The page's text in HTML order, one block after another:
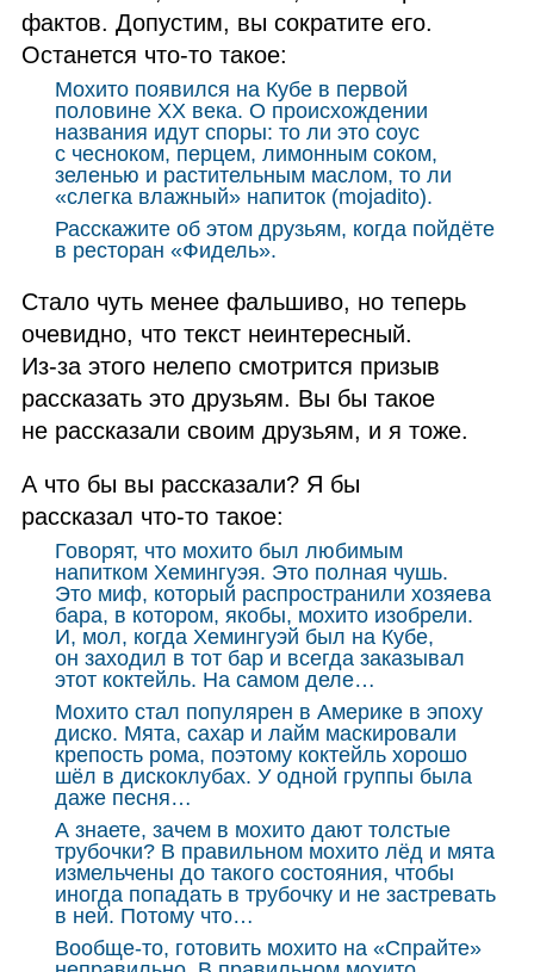
фактов. Допустим, вы сократите его.
Останется что‑то такое:
Мохито появился на Кубе в первой
половине XX века. О происхождении
названия идут споры: то ли это соус
с чесноком, перцем, лимонным соком,
зеленью и растительным маслом, то ли
«слегка влажный» напиток (mojadito).
Расскажите об этом друзьям, когда пойдёте
в ресторан «Фидель».
Стало чуть менее фальшиво, но теперь
очевидно, что текст неинтересный.
Из‑за этого нелепо смотрится призыв
рассказать это друзьям. Вы бы такое
не рассказали своим друзьям, и я тоже.
А что бы вы рассказали? Я бы
рассказал что‑то такое:
Говорят, что мохито был любимым
напитком Хемингуэя. Это полная чушь.
Это миф, который распространили хозяева
бара, в котором, якобы, мохито изобрели.
И, мол, когда Хемингуэй был на Кубе,
он заходил в тот бар и всегда заказывал
этот коктейль. На самом деле…
Мохито стал популярен в Америке в эпоху
диско. Мята, сахар и лайм маскировали
крепость рома, поэтому коктейль хорошо
шёл в дискоклубах. У одной группы была
даже песня…
А знаете, зачем в мохито дают толстые
трубочки? В правильном мохито лёд и мята
измельчены до такого состояния, чтобы
иногда попадать в трубочку и не застревать
в ней. Потому что…
Вообще‑то, готовить мохито на «Спрайте»